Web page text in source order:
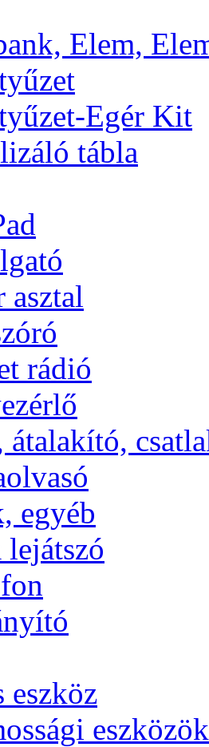
Elem,
Egér Kit
tábla
asztal
rádió
átalakító,
egyéb
eszköz
eszközök